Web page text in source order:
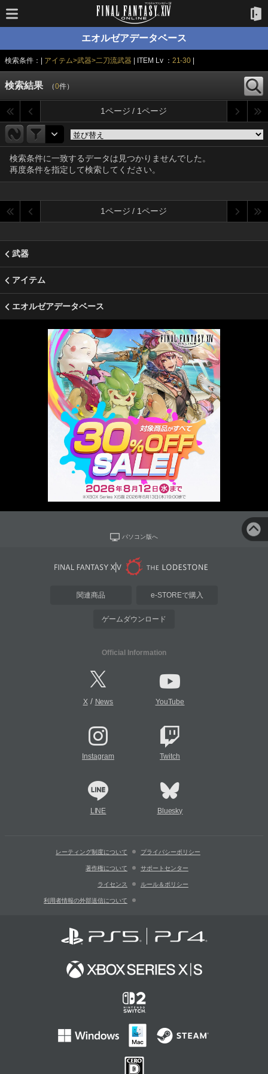
エオルゼアデータベース
検索条件：| アイテム>武器>二刀流武器 | ITEM Lv ： 21-30
検索結果 （0件）
1ページ / 1ページ
検索条件に一致するデータは見つかりませんでした。
再度条件を指定して検索してください。
1ページ / 1ページ
武器
アイテム
エオルゼアデータベース
パソコン版へ
関連商品 e-STOREで購入
ゲームダウンロード
Official Information
X/ News YouTube
Instagram Twitch
LINE Bluesky
レーティング制度について プライバシーポリシー
著作権について サポートセンター
ライセンス ルール＆ポリシー
利用者情報の外部送信について